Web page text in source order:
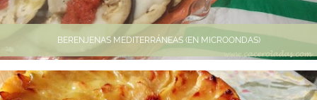
BERENJENAS MEDITERRÁNEAS (EN MICROONDAS)